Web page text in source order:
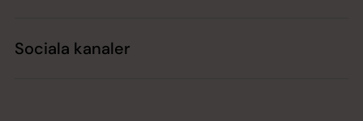
Sociala kanaler